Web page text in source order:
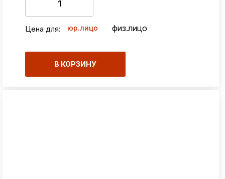
Цена для: юр.лицо физ.лицо
В КОРЗИНУ